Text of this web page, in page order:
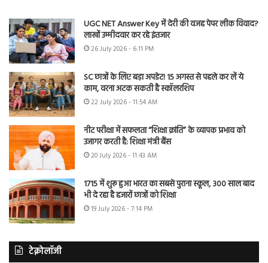
UGC NET Answer Key में देरी की वजह पेपर लीक विवाद?
लाखों उम्मीदवार कर रहे इंतजार
26 July 2026 - 6:11 PM
SC छात्रों के लिए बड़ा अपडेट! 15 अगस्त से पहले कर लें ये
काम, वरना अटक सकती है स्कॉलरशिप
22 July 2026 - 11:54 AM
नीट परीक्षा में सफलता “शिक्षा क्रांति” के व्यापक प्रभाव को
उजागर करती है: शिक्षा मंत्री बैंस
20 July 2026 - 11:43 AM
1715 में शुरू हुआ भारत का सबसे पुराना स्कूल, 300 साल बाद
भी दे रहा है हजारों छात्रों को शिक्षा
19 July 2026 - 7:14 PM
टेक्नोलॉजी